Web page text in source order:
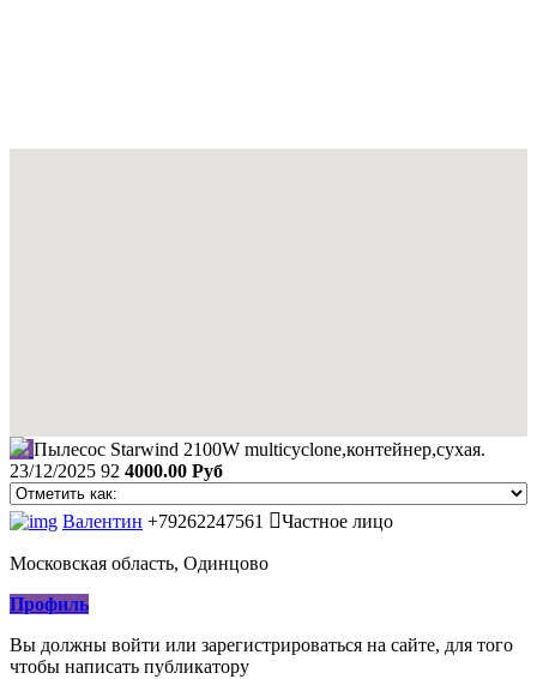
Пылесос Starwind 2100W multicyclone,контейнер,сухая.
23/12/2025 92 4000.00 Руб
Валентин +79262247561 Частное лицо
Московская область, Одинцово
Профиль
Вы должны войти или зарегистрироваться на сайте, для того
чтобы написать публикатору